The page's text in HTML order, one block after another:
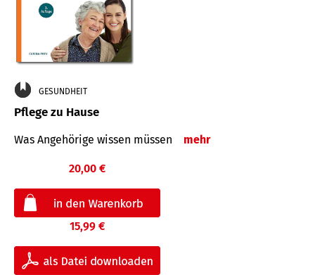
GESUNDHEIT
Pflege zu Hause
Was Angehörige wissen müssen mehr
20,00 €
15,99 €